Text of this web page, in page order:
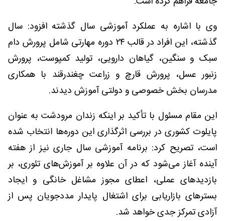
وی با اشاره به عملکرد آموزشی سال گذشته افزود: سال
گذشته، این افراد در قالب ۲۴ دوره مهارتی شامل پرورش دام
سبک و سنگین، گیاهان دارویی، تولید کمپوست، پرورش
زنبور عسل، پرورش قارچ و زراعت چغندرقند با همکاری
مدرسان بخش خصوصی و دولتی آموزش دیدند.
این مقام مسئول با تأکید بر اینکه زندان مرودشت به عنوان
پایلوت کشوری در بررسی اثرگذاری این دوره‌ها انتخاب شده
است، تصریح کرد: برنامه آموزشی سال جاری نیز از هفته
آینده آغاز می‌شود که در آن علاوه بر آموزش‌های تئوری، بر
بازدیدهای عملی، اعطای مجوز مشاغل خانگی و ایجاد
بسترهای بازاریابی برای اشتغال پایدار مددجویان پس از
آزادی تمرکز جدی خواهد شد.